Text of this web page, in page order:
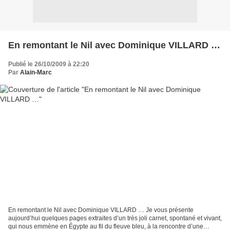
En remontant le Nil avec Dominique VILLARD …
Publié le 26/10/2009 à 22:20
Par Alain-Marc
En remontant le Nil avec Dominique VILLARD … Je vous présente
aujourd’hui quelques pages extraites d’un très joli carnet, spontané et vivant,
qui nous emmène en Égypte au fil du fleuve bleu, à la rencontre d’une